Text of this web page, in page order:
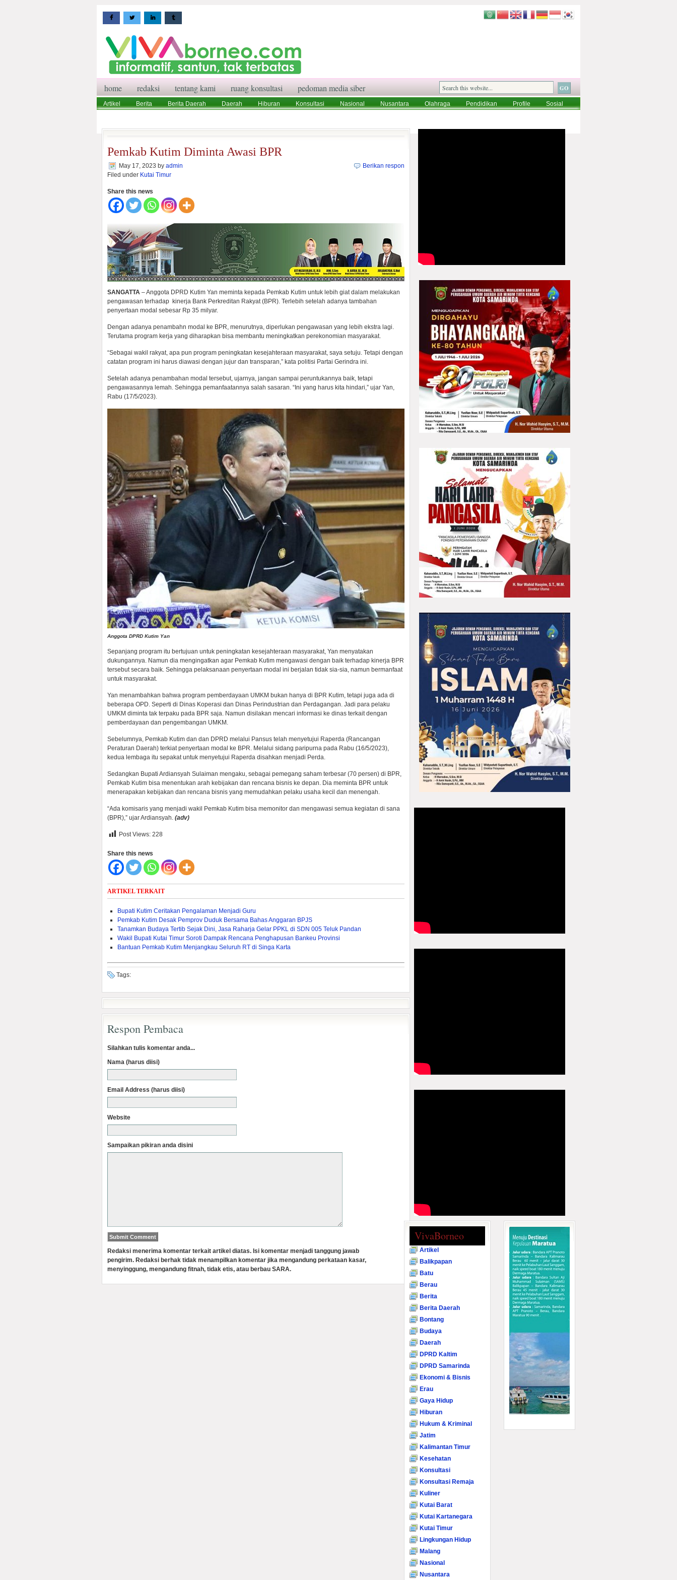
home redaksi tentang kami ruang konsultasi pedoman media siber
Artikel Berita Berita Daerah Daerah Hiburan Konsultasi Nasional Nusantara Olahraga Pendidikan Profile
Sosial
Pemkab Kutim Diminta Awasi BPR
May 17, 2023 by admin
Filed under Kutai Timur
Berikan respon
Share this news
SANGATTA – Anggota DPRD Kutim Yan meminta kepada Pemkab Kutim untuk lebih giat dalam melakukan
pengawasan terhadap kinerja Bank Perkreditan Rakyat (BPR). Terlebih setelah adanya tambahan
penyertaan modal sebesar Rp 35 milyar.
Dengan adanya penambahn modal ke BPR, menurutnya, diperlukan pengawasan yang lebih ekstra lagi.
Terutama program kerja yang diharapkan bisa membantu meningkatkan perekonomian masyarakat.
“Sebagai wakil rakyat, apa pun program peningkatan kesejahteraan masyarakat, saya setuju. Tetapi dengan
catatan program ini harus diawasi dengan jujur dan transparan,” kata politisi Partai Gerindra ini.
Setelah adanya penambahan modal tersebut, ujarnya, jangan sampai peruntukannya baik, tetapi
pengawasannya lemah. Sehingga pemanfaatannya salah sasaran. “Ini yang harus kita hindari,” ujar Yan,
Rabu (17/5/2023).
Anggota DPRD Kutim Yan
Sepanjang program itu bertujuan untuk peningkatan kesejahteraan masyarakat, Yan menyatakan
dukungannya. Namun dia mengingatkan agar Pemkab Kutim mengawasi dengan baik terhadap kinerja BPR
tersebut secara baik. Sehingga pelaksanaan penyertaan modal ini berjalan tidak sia-sia, namun bermanfaat
untuk masyarakat.
Yan menambahkan bahwa program pemberdayaan UMKM bukan hanya di BPR Kutim, tetapi juga ada di
beberapa OPD. Seperti di Dinas Koperasi dan Dinas Perindustrian dan Perdagangan. Jadi para pelaku
UMKM diminta tak terpaku pada BPR saja. Namun disilakan mencari informasi ke dinas terkait dengan
pemberdayaan dan pengembangan UMKM.
Sebelumnya, Pemkab Kutim dan dan DPRD melalui Pansus telah menyetujui Raperda (Rancangan
Peraturan Daerah) terkiat penyertaan modal ke BPR. Melalui sidang paripurna pada Rabu (16/5/2023),
kedua lembaga itu sepakat untuk menyetujui Raperda disahkan menjadi Perda.
Sedangkan Bupati Ardiansyah Sulaiman mengaku, sebagai pemegang saham terbesar (70 persen) di BPR,
Pemkab Kutim bisa menentukan arah kebijakan dan rencana bisnis ke depan. Dia meminta BPR untuk
menerapakan kebijakan dan rencana bisnis yang memudahkan pelaku usaha kecil dan menengah.
“Ada komisaris yang menjadi wakil Pemkab Kutim bisa memonitor dan mengawasi semua kegiatan di sana
(BPR),” ujar Ardiansyah. (adv)
Post Views: 228
Share this news
ARTIKEL TERKAIT
Bupati Kutim Ceritakan Pengalaman Menjadi Guru
Pemkab Kutim Desak Pemprov Duduk Bersama Bahas Anggaran BPJS
Tanamkan Budaya Tertib Sejak Dini, Jasa Raharja Gelar PPKL di SDN 005 Teluk Pandan
Wakil Bupati Kutai Timur Soroti Dampak Rencana Penghapusan Bankeu Provinsi
Bantuan Pemkab Kutim Menjangkau Seluruh RT di Singa Karta
Tags:
Respon Pembaca
Silahkan tulis komentar anda...
Nama (harus diisi)
Email Address (harus diisi)
Website
Sampaikan pikiran anda disini
Redaksi menerima komentar terkait artikel diatas. Isi komentar menjadi tanggung jawab
pengirim. Redaksi berhak tidak menampilkan komentar jika mengandung perkataan kasar,
menyinggung, mengandung fitnah, tidak etis, atau berbau SARA.
VivaBorneo
Artikel
Balikpapan
Batu
Berau
Berita
Berita Daerah
Bontang
Budaya
Daerah
DPRD Kaltim
DPRD Samarinda
Ekonomi & Bisnis
Erau
Gaya Hidup
Hiburan
Hukum & Kriminal
Jatim
Kalimantan Timur
Kesehatan
Konsultasi
Konsultasi Remaja
Kuliner
Kutai Barat
Kutai Kartanegara
Kutai Timur
Lingkungan Hidup
Malang
Nasional
Nusantara